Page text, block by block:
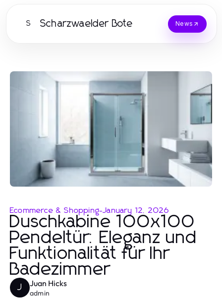
S Scharzwaelder Bote News
Ecommerce & Shopping-January 12, 2026
Duschkabine 100x100
Pendeltür: Eleganz und
Funktionalität für Ihr
Badezimmer
J Juan Hicks
admin